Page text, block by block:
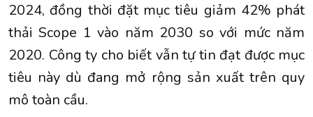
2024, đồng thời đặt mục tiêu giảm 42% phát
thải Scope 1 vào năm 2030 so với mức năm
2020. Công ty cho biết vẫn tự tin đạt được mục
tiêu này dù đang mở rộng sản xuất trên quy
mô toàn cầu.